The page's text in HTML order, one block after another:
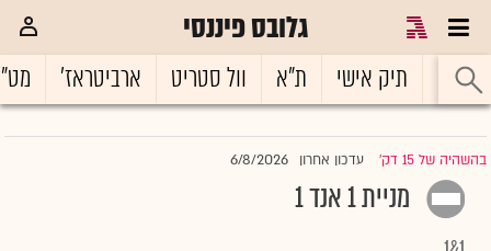
גלובס פיננסי
ראשי תיק אישי ת"א וול סטריט ארביטראז'
בהשהיה של 15 דק' |עדכון אחרון 6/8/2026
מניית 1 אנד 1